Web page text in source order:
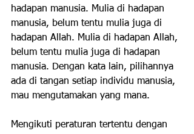
hadapan manusia. Mulia di hadapan
manusia, belum tentu mulia juga di
hadapan Allah. Mulia di hadapan Allah,
belum tentu mulia juga di hadapan
manusia. Dengan kata lain, pilihannya
ada di tangan setiap individu manusia,
mau mengutamakan yang mana.
Mengikuti peraturan tertentu dengan